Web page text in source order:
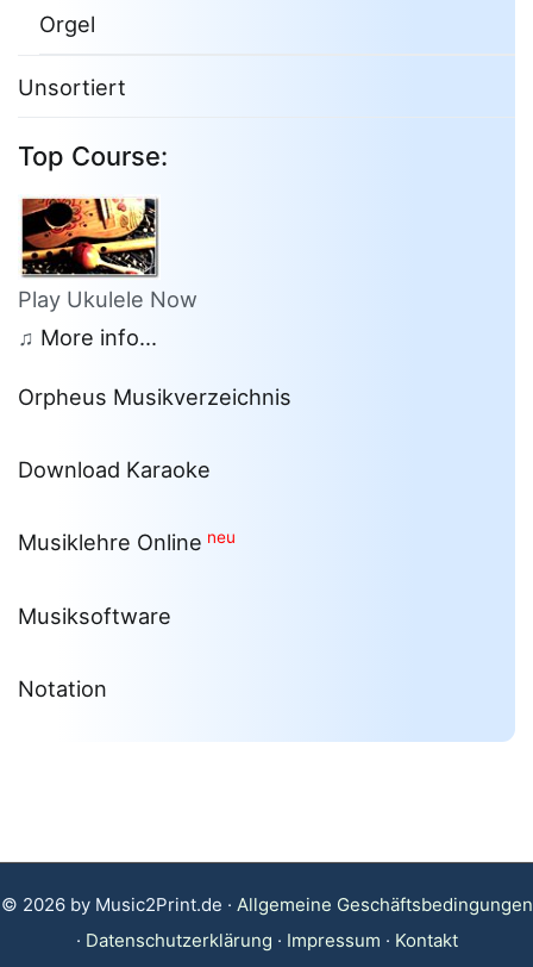
Orgel
Unsortiert
Top Course:
Play Ukulele Now
♫ More info...
Orpheus Musikverzeichnis
Download Karaoke
Musiklehre Online neu
Musiksoftware
Notation
© 2026 by Music2Print.de · Allgemeine Geschäftsbedingungen
· Datenschutzerklärung · Impressum · Kontakt